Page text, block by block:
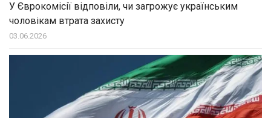
У Єврокомісії відповіли, чи загрожує українським
чоловікам втрата захисту
03.06.2026